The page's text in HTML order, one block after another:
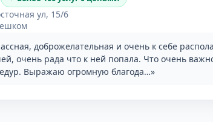
ул, 15/6
доброжелательная и очень к себе
очень рада что к ней попала. Что очень
Выражаю огромную благода…»